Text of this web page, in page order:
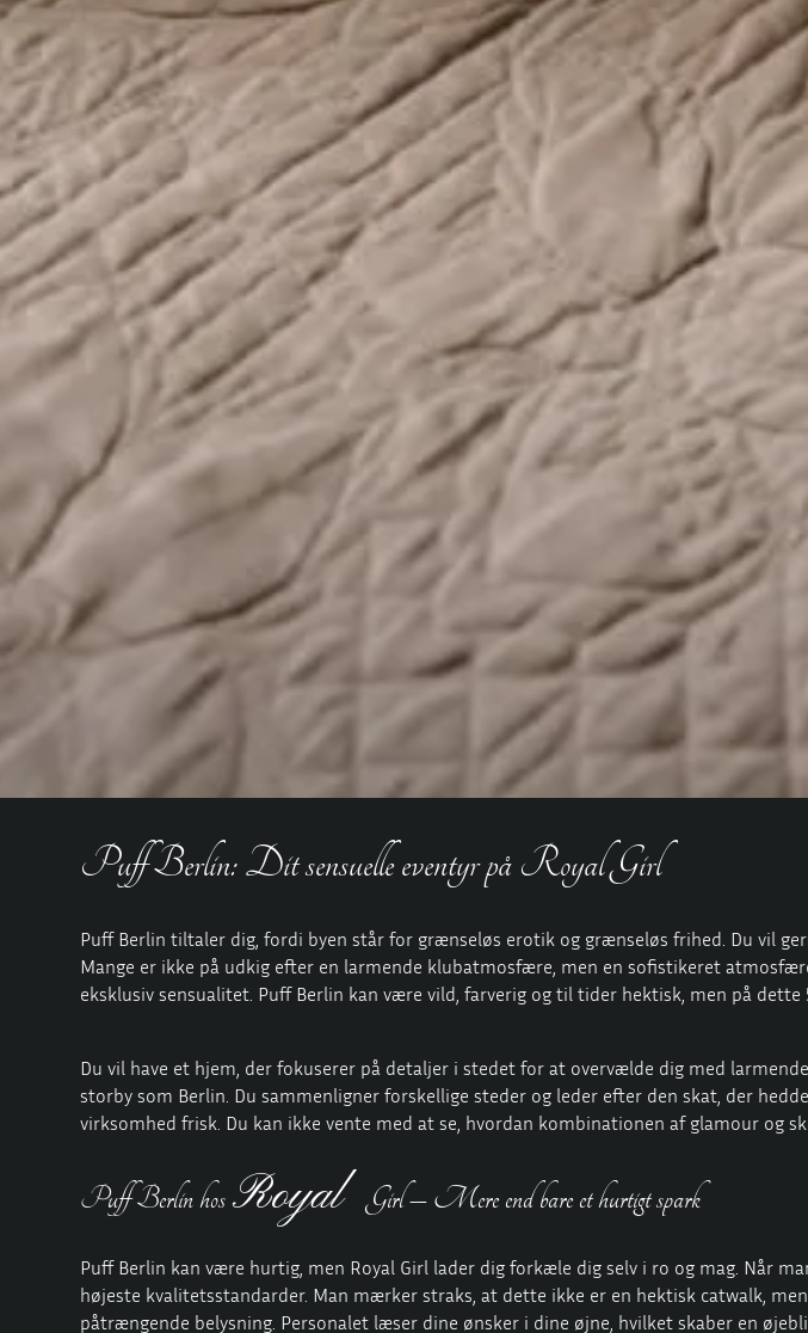
Puff Berlin: Dit sensuelle eventyr på Royal Girl
Puff Berlin tiltaler dig, fordi byen står for grænseløs erotik og grænseløs frihed. Du vil
Mange er ikke på udkig efter en larmende klubatmosfære, men en sofistikeret
eksklusiv sensualitet. Puff Berlin kan være vild, farverig og til tider hektisk, men på
Du vil have et hjem, der fokuserer på detaljer i stedet for at overvælde dig med
storby som Berlin. Du sammenligner forskellige steder og leder efter den skat, der
virksomhed frisk. Du kan ikke vente med at se, hvordan kombinationen af glamour og
Puff Berlin hosRoyal Girl – Mere end bare et hurtigt spark
Puff Berlin kan være hurtig, men Royal Girl lader dig forkæle dig selv i ro og mag. Når
højeste kvalitetsstandarder. Man mærker straks, at dette ikke er en hektisk catwalk,
påtrængende belysning. Personalet læser dine ønsker i dine øjne, hvilket skaber en